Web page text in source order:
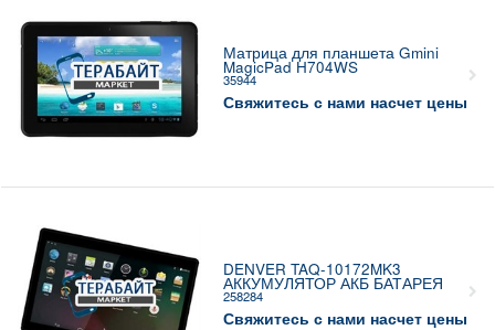
Матрица для планшета Gmini
MagicPad H704WS
35944
Свяжитесь с нами насчет цены
DENVER TAQ-10172MK3
АККУМУЛЯТОР АКБ БАТАРЕЯ
258284
Свяжитесь с нами насчет цены